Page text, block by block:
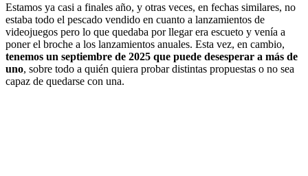
Estamos ya casi a finales año, y otras veces, en fechas similares, no
estaba todo el pescado vendido en cuanto a lanzamientos de
videojuegos pero lo que quedaba por llegar era escueto y venía a
poner el broche a los lanzamientos anuales. Esta vez, en cambio,
tenemos un septiembre de 2025 que puede desesperar a más de
uno, sobre todo a quién quiera probar distintas propuestas o no sea
capaz de quedarse con una.